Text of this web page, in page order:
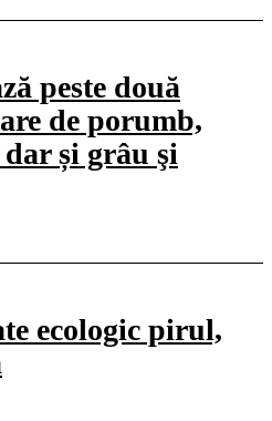
peste două
de porumb,
și grâu şi
ecologic pirul,